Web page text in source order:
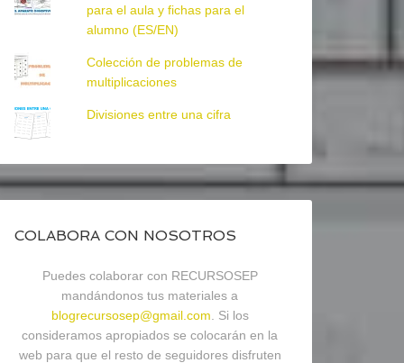
para el aula y fichas para el
alumno (ES/EN)
Colección de problemas de
multiplicaciones
Divisiones entre una cifra
COLABORA CON NOSOTROS
Puedes colaborar con RECURSOSEP
mandándonos tus materiales a
blogrecursosep@gmail.com . Si los
consideramos apropiados se colocarán en la
web para que el resto de seguidores disfruten